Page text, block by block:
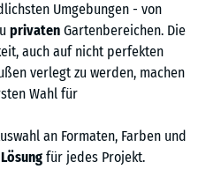
Umgebungen - von
privaten Gartenbereichen. Die
auch auf nicht perfekten
verlegt zu werden, machen
Wahl für
an Formaten, Farben und
für jedes Projekt.